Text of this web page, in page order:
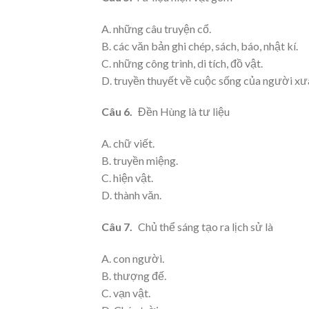
A. những câu truyện cổ.
B. các văn bản ghi chép, sách, báo, nhật kí.
C. những công trình, di tích, đồ vật.
D. truyền thuyết về cuộc sống của người
Câu 6. Đền Hùng là tư liệu
A. chữ viết.
B. truyền miệng.
C. hiện vật.
D. thành văn.
Câu 7. Chủ thể sáng tạo ra lịch sử là
A. con người.
B. thượng đế.
C. vạn vật.